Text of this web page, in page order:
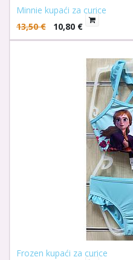
Minnie kupaći za curice
13,50€ 10,80 €
Frozen kupaći za curice